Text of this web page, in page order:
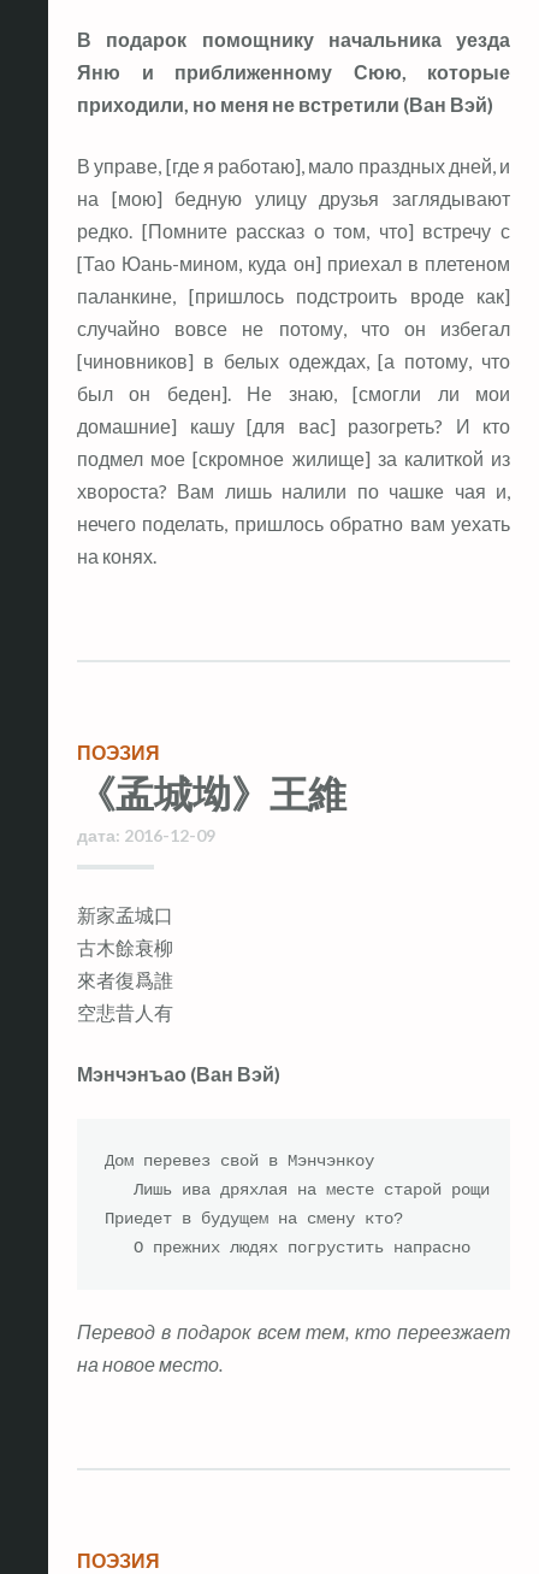
В подарок помощнику начальника уезда
Яню и приближенному Сюю, которые
приходили, но меня не встретили (Ван Вэй)
В управе, [где я работаю], мало праздных дней, и
на [мою] бедную улицу друзья заглядывают
редко. [Помните рассказ о том, что] встречу с
[Тао Юань-мином, куда он] приехал в плетеном
паланкине, [пришлось подстроить вроде как]
случайно вовсе не потому, что он избегал
[чиновников] в белых одеждах, [а потому, что
был он беден]. Не знаю, [смогли ли мои
домашние] кашу [для вас] разогреть? И кто
подмел мое [скромное жилище] за калиткой из
хвороста? Вам лишь налили по чашке чая и,
нечего поделать, пришлось обратно вам уехать
на конях.
ПОЭЗИЯ
《孟城坳》王維
дата: 2016-12-09
新家孟城口
古木餘衰柳
來者復爲誰
空悲昔人有
Мэнчэнъао (Ван Вэй)
Дом перевез свой в Мэнчэнкоу
   Лишь ива дряхлая на месте старой рощи
Приедет в будущем на смену кто?
   О прежних людях погрустить напрасно
Перевод в подарок всем тем, кто переезжает
на новое место.
ПОЭЗИЯ